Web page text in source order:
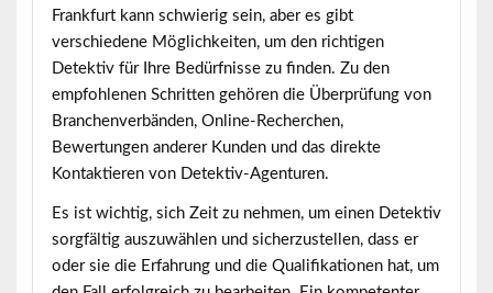
Frankfurt kann schwierig sein, aber es gibt
verschiedene Möglichkeiten, um den richtigen
Detektiv für Ihre Bedürfnisse zu finden. Zu den
empfohlenen Schritten gehören die Überprüfung von
Branchenverbänden, Online-Recherchen,
Bewertungen anderer Kunden und das direkte
Kontaktieren von Detektiv-Agenturen.
Es ist wichtig, sich Zeit zu nehmen, um einen Detektiv
sorgfältig auszuwählen und sicherzustellen, dass er
oder sie die Erfahrung und die Qualifikationen hat, um